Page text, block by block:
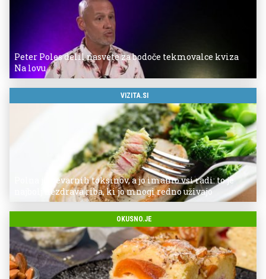
Peter Poles delil nasvete za bodoče tekmovalce kviza
Na lovu
VIZITA.SI
Polna je nevarnih toksinov, a jo imamo vsi radi: to je
najbolj nezdrava riba, ki jo mnogi redno uživajo
OKUSNO.JE